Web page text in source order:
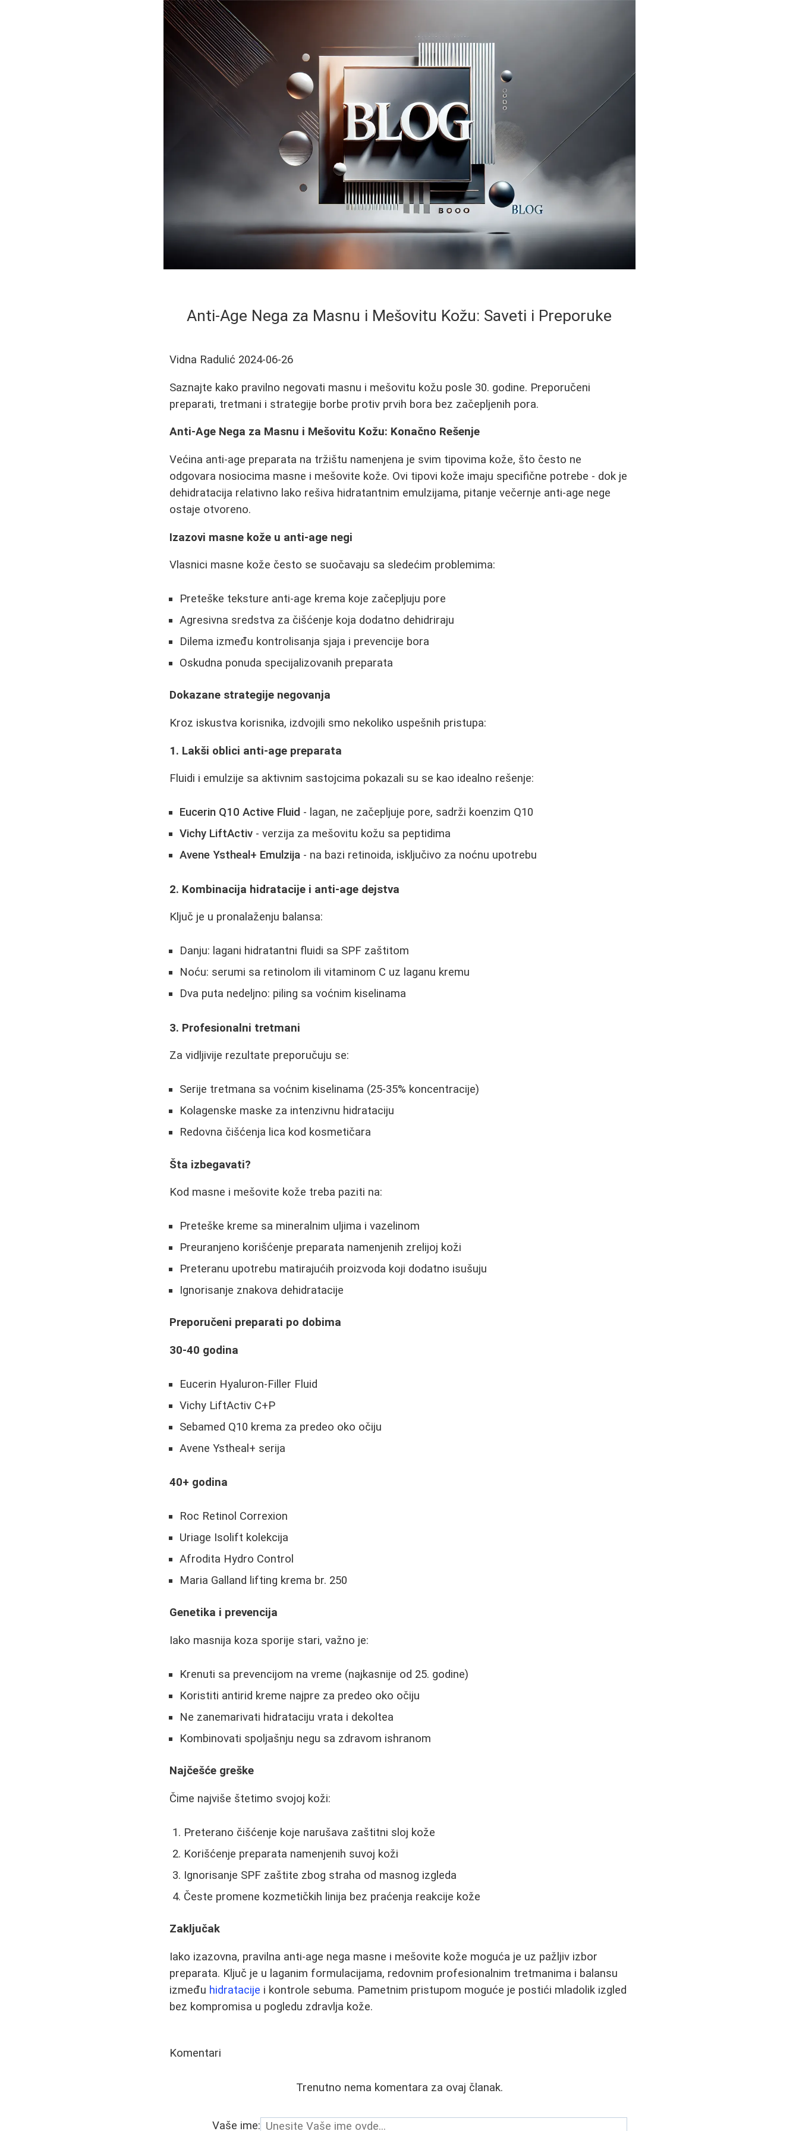
Anti-Age Nega za Masnu i Mešovitu Kožu: Saveti i Preporuke
Vidna Radulić 2024-06-26
Saznajte kako pravilno negovati masnu i mešovitu kožu posle 30. godine. Preporučeni
preparati, tretmani i strategije borbe protiv prvih bora bez začepljenih pora.
Anti-Age Nega za Masnu i Mešovitu Kožu: Konačno Rešenje
Većina anti-age preparata na tržištu namenjena je svim tipovima kože, što često ne
odgovara nosiocima masne i mešovite kože. Ovi tipovi kože imaju specifične potrebe - dok je
dehidratacija relativno lako rešiva hidratantnim emulzijama, pitanje večernje anti-age nege
ostaje otvoreno.
Izazovi masne kože u anti-age negi
Vlasnici masne kože često se suočavaju sa sledećim problemima:
Preteške teksture anti-age krema koje začepljuju pore
Agresivna sredstva za čišćenje koja dodatno dehidriraju
Dilema između kontrolisanja sjaja i prevencije bora
Oskudna ponuda specijalizovanih preparata
Dokazane strategije negovanja
Kroz iskustva korisnika, izdvojili smo nekoliko uspešnih pristupa:
1. Lakši oblici anti-age preparata
Fluidi i emulzije sa aktivnim sastojcima pokazali su se kao idealno rešenje:
Eucerin Q10 Active Fluid - lagan, ne začepljuje pore, sadrži koenzim Q10
Vichy LiftActiv - verzija za mešovitu kožu sa peptidima
Avene Ystheal+ Emulzija - na bazi retinoida, isključivo za noćnu upotrebu
2. Kombinacija hidratacije i anti-age dejstva
Ključ je u pronalaženju balansa:
Danju: lagani hidratantni fluidi sa SPF zaštitom
Noću: serumi sa retinolom ili vitaminom C uz laganu kremu
Dva puta nedeljno: piling sa voćnim kiselinama
3. Profesionalni tretmani
Za vidljivije rezultate preporučuju se:
Serije tretmana sa voćnim kiselinama (25-35% koncentracije)
Kolagenske maske za intenzivnu hidrataciju
Redovna čišćenja lica kod kosmetičara
Šta izbegavati?
Kod masne i mešovite kože treba paziti na:
Preteške kreme sa mineralnim uljima i vazelinom
Preuranjeno korišćenje preparata namenjenih zrelijoj koži
Preteranu upotrebu matirajućih proizvoda koji dodatno isušuju
Ignorisanje znakova dehidratacije
Preporučeni preparati po dobima
30-40 godina
Eucerin Hyaluron-Filler Fluid
Vichy LiftActiv C+P
Sebamed Q10 krema za predeo oko očiju
Avene Ystheal+ serija
40+ godina
Roc Retinol Correxion
Uriage Isolift kolekcija
Afrodita Hydro Control
Maria Galland lifting krema br. 250
Genetika i prevencija
Iako masnija koza sporije stari, važno je:
Krenuti sa prevencijom na vreme (najkasnije od 25. godine)
Koristiti antirid kreme najpre za predeo oko očiju
Ne zanemarivati hidrataciju vrata i dekoltea
Kombinovati spoljašnju negu sa zdravom ishranom
Najčešće greške
Čime najviše štetimo svojoj koži:
Preterano čišćenje koje narušava zaštitni sloj kože
Korišćenje preparata namenjenih suvoj koži
Ignorisanje SPF zaštite zbog straha od masnog izgleda
Česte promene kozmetičkih linija bez praćenja reakcije kože
Zaključak
Iako izazovna, pravilna anti-age nega masne i mešovite kože moguća je uz pažljiv izbor
preparata. Ključ je u laganim formulacijama, redovnim profesionalnim tretmanima i balansu
između hidratacije i kontrole sebuma. Pametnim pristupom moguće je postići mladolik izgled
bez kompromisa u pogledu zdravlja kože.
Komentari
Trenutno nema komentara za ovaj članak.
Vaše ime: